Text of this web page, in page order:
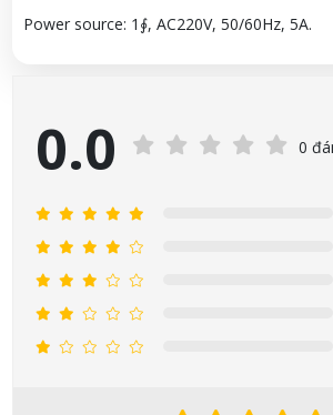
Power source: 1∮, AC220V, 50/60Hz, 5A.
0.0 0